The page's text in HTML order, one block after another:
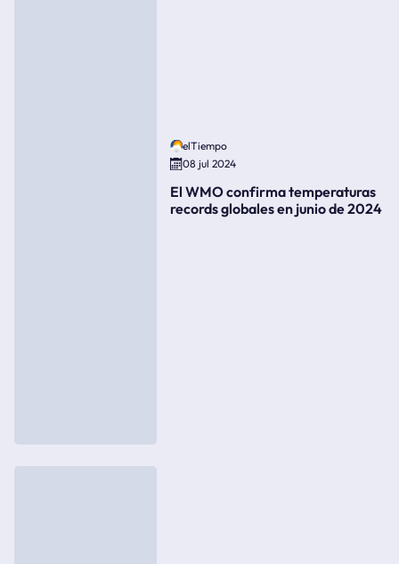
elTiempo
08 jul 2024
El WMO confirma temperaturas
records globales en junio de 2024